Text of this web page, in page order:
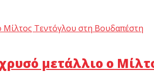
μετάλλιο ο